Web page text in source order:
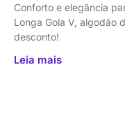
Conforto e elegância
Longa Gola V, algodão
desconto!
Leia mais